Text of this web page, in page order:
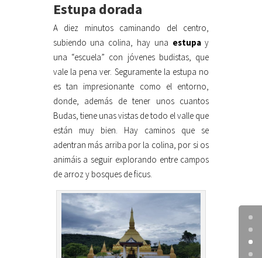
Estupa dorada
A diez minutos caminando del centro,
subiendo una colina, hay una estupay
una “escuela” con jóvenes budistas, que
vale la pena ver. Seguramente la estupa no
es tan impresionante como el entorno,
donde, además de tener unos cuantos
Budas, tiene unas vistas de todo el valle que
están muy bien. Hay caminos que se
adentran más arriba por la colina, por si os
animáis a seguir explorando entre campos
de arroz y bosques de ficus.